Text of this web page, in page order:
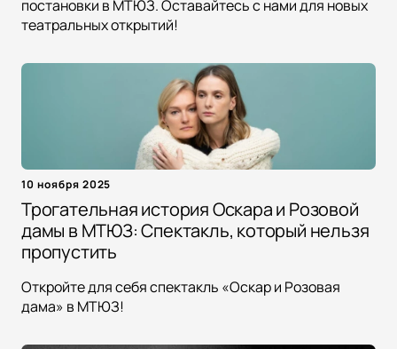
постановки в МТЮЗ. Оставайтесь с нами для новых
театральных открытий!
10 ноября 2025
Трогательная история Оскара и Розовой
дамы в МТЮЗ: Спектакль, который нельзя
пропустить
Откройте для себя спектакль «Оскар и Розовая
дама» в МТЮЗ!